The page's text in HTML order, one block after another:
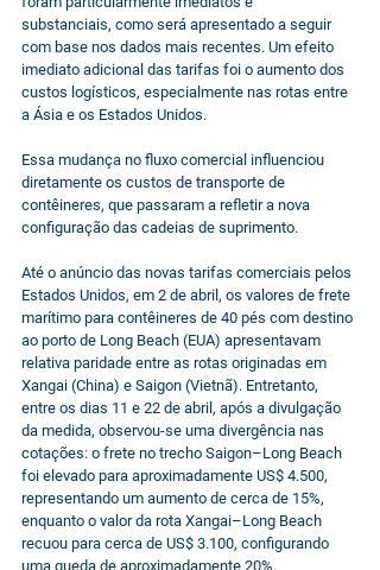
substanciais, como será apresentado a seguir
com base nos dados mais recentes. Um efeito
imediato adicional das tarifas foi o aumento dos
custos logísticos, especialmente nas rotas entre
a Ásia e os Estados Unidos.
Essa mudança no fluxo comercial influenciou
diretamente os custos de transporte de
contêineres, que passaram a refletir a nova
configuração das cadeias de suprimento.
Até o anúncio das novas tarifas comerciais pelos
Estados Unidos, em 2 de abril, os valores de frete
marítimo para contêineres de 40 pés com destino
ao porto de Long Beach (EUA) apresentavam
relativa paridade entre as rotas originadas em
Xangai (China) e Saigon (Vietnã). Entretanto,
entre os dias 11 e 22 de abril, após a divulgação
da medida, observou-se uma divergência nas
cotações: o frete no trecho Saigon–Long Beach
foi elevado para aproximadamente US$ 4.500,
representando um aumento de cerca de 15%,
enquanto o valor da rota Xangai–Long Beach
recuou para cerca de US$ 3.100, configurando
uma queda de aproximadamente 20%.